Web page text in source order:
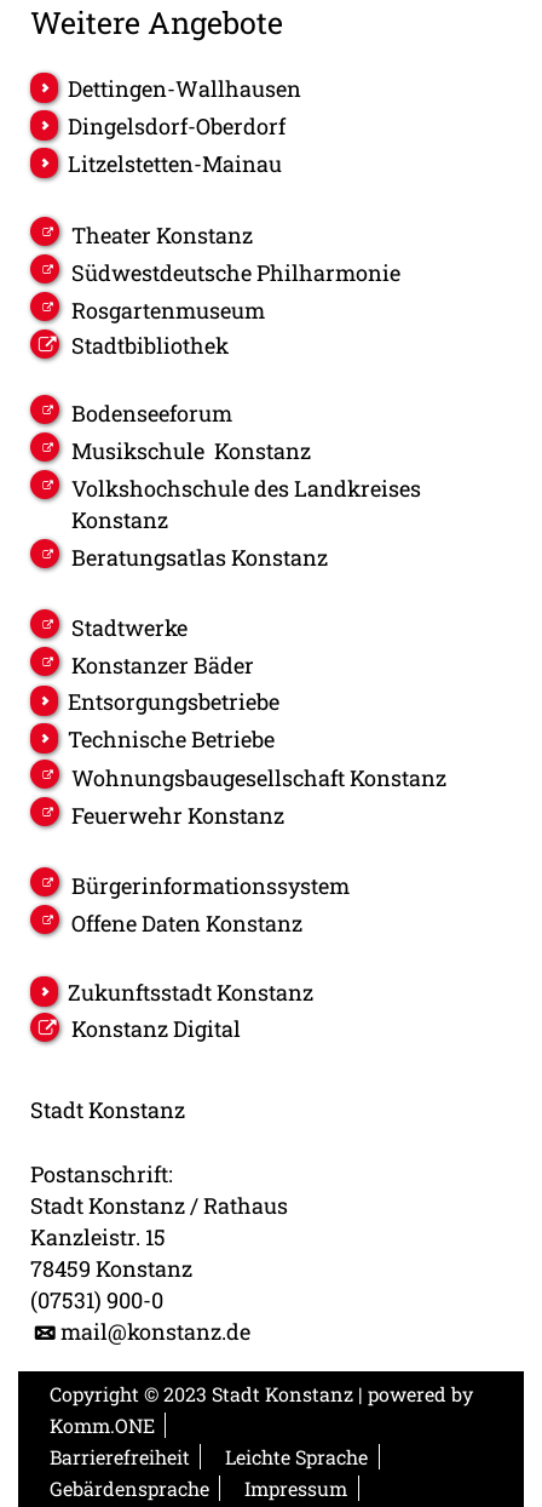
Weitere Angebote
Dettingen-Wallhausen
Dingelsdorf-Oberdorf
Litzelstetten-Mainau
Theater Konstanz
Südwestdeutsche Philharmonie
Rosgartenmuseum
Stadtbibliothek
Bodenseeforum
Musikschule Konstanz
Volkshochschule des Landkreises
Konstanz
Beratungsatlas Konstanz
Stadtwerke
Konstanzer Bäder
Entsorgungsbetriebe
Technische Betriebe
Wohnungsbaugesellschaft Konstanz
Feuerwehr Konstanz
Bürgerinformationssystem
Offene Daten Konstanz
Zukunftsstadt Konstanz
Konstanz Digital
Stadt Konstanz
Postanschrift:
Stadt Konstanz / Rathaus
Kanzleistr. 15
78459 Konstanz
(07531) 900-0
mail@konstanz.de
Copyright © 2023 Stadt Konstanz | powered by
Komm.ONE
Barrierefreiheit
Leichte Sprache
Gebärdensprache
Impressum